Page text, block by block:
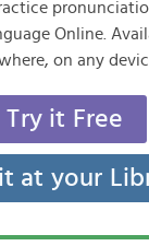
Online.
on any
Try it Free
at your